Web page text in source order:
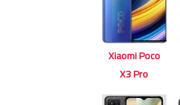
Xiaomi Poco
X3 Pro